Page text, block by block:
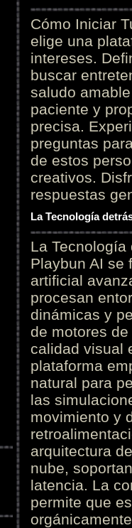
Cómo Iniciar
elige una
intereses.
buscar
saludo
paciente y
precisa.
preguntas
de estos
creativos.
respuestas
La Tecnología
La
Playbun AI se
artificial
procesan
dinámicas y
de motores
calidad visual
plataforma
natural para
las
movimiento y
arquitectura
nube,
latencia. La
permite que